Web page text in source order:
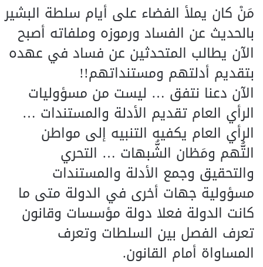
مَنْ كان يملأ الفضاء على أيام سلطة البشير
بالحديث عن الفساد ورموزه وملفاته أصبح
الآن يطالب المتحدثين عن فساد في عهده
بتقديم أدلتهم ومستنداتهم!!
الآن دعنا نتفق … ليست من مسؤوليات
الرأي العام تقديم الأدلة والمستندات …
الرأي العام يكفيه التنبيه إلى مواطن
التُّهم ومَظان الشُّبهات … التحري
والتحقيق وجمع الأدلة والمستندات
مسؤولية جهات أخرى في الدولة متى ما
كانت الدولة فعلا دولة مؤسسات وقانون
تعرف الفصل بين السلطات وتعرف
المساواة أمام القانون.